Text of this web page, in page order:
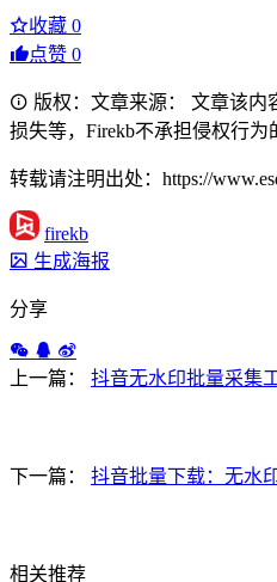
收藏 0
点赞 0
版权：文章来源： 文章该内
损失等，Firekb不承担侵权行为
转载请注明出处：https://
firekb
生成海报
分享
上一篇： 抖音无水印批量采集
下一篇： 抖音批量下载：无水
相关推荐